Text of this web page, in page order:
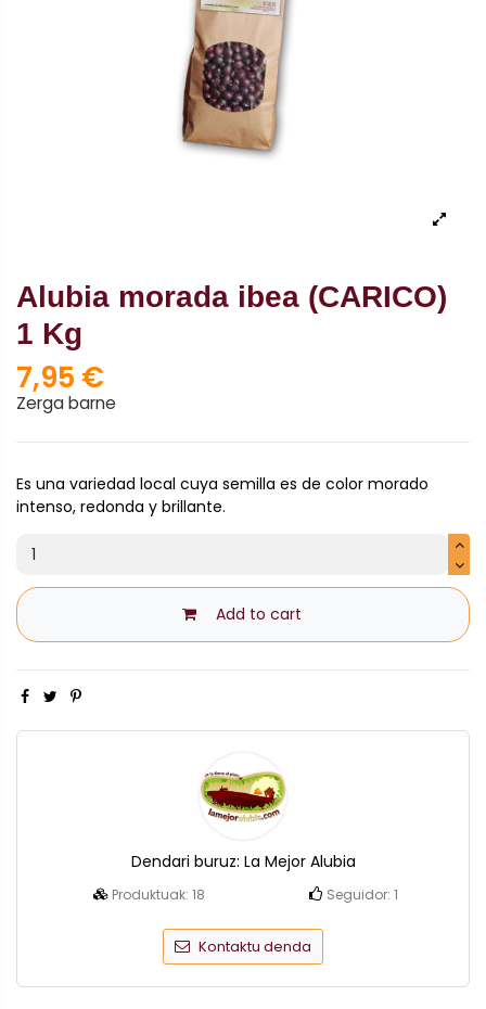
Alubia morada ibea (CARICO)
1 Kg
7,95 €
Zerga barne
Es una variedad local cuya semilla es de color morado
intenso, redonda y brillante.
Add to cart
Dendari buruz: La Mejor Alubia
Produktuak: 18 Seguidor: 1
Kontaktu denda